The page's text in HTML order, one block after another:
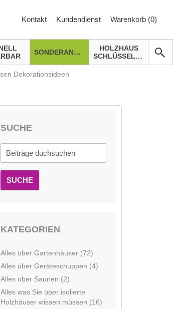
Kontakt Kundendienst Warenkorb (0)
SONDERANGEBOTE
HOLZHAUS
SCHLÜSSELFERTIG
Dekorationsideen
SUCHE
SUCHE
KATEGORIEN
Alles über Gartenhäuser (72)
Alles über Geräteschuppen (4)
Alles über Saunen (2)
Alles was Sie über isolierte
Holzhäuser wissen müssen (16)